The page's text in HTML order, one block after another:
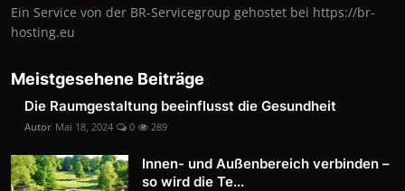
Ein Service von der BR-Servicegroup gehostet bei https://br-
hosting.eu
Meistgesehene Beiträge
Die Raumgestaltung beeinflusst die Gesundheit
Autor Mai 18, 2024 0 289
Innen- und Außenbereich verbinden –
so wird die Te...